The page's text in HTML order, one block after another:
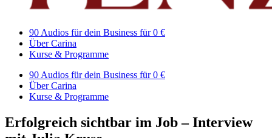
90 Audios für dein Business für 0 €
Über Carina
Kurse & Programme
90 Audios für dein Business für 0 €
Über Carina
Kurse & Programme
Erfolgreich sichtbar im Job – Interview